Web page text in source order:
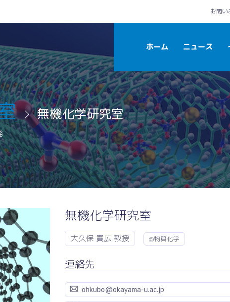
お問い
ホーム ニュース
無機化学研究室
無機化学研究室
大久保 貴広 教授 @物質化学
連絡先
ohkubo@okayama-u.ac.jp